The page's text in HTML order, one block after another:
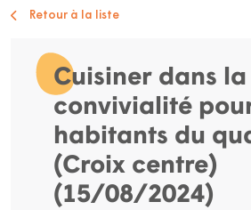
Retour à la liste
Cuisiner dans la
convivialité
habitants du
(Croix centre)
(15/08/2024)